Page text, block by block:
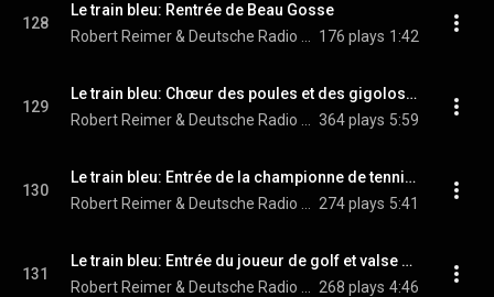
128
Le train bleu: Rentrée de Beau Gosse
176 plays 1:42
129
Le train bleu: Chœur des poules et des gigolos - Farce des cabines et scène de l’avion
364 plays 5:59
130
Le train bleu: Entrée de la championne de tennis - Et couplet avec Beau Gosse
274 plays 5:41
131
Le train bleu: Entrée du joueur de golf et valse avec Perlouse
268 plays 4:46